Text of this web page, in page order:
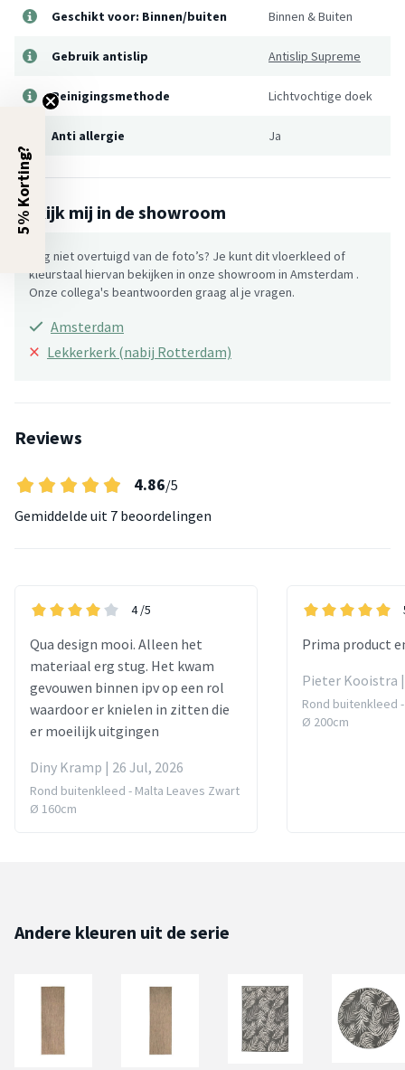
Geschikt voor: Binnen/buiten Binnen & Buiten
Gebruik antislip Antislip Supreme
Reinigingsmethode Lichtvochtige doek
Anti allergie Ja
Bekijk mij in de showroom
Nog niet overtuigd van de foto’s? Je kunt dit vloerkleed of
kleurstaal hiervan bekijken in onze showroom in Amsterdam .
Onze collega's beantwoorden graag al je vragen.
Amsterdam
× Lekkerkerk (nabij Rotterdam)
Reviews
4.86/5
Gemiddelde uit 7 beoordelingen
4 /5
Qua design mooi. Alleen het
materiaal erg stug. Het kwam
gevouwen binnen ipv op een rol
waardoor er knielen in zitten die
er moeilijk uitgingen
Diny Kramp | 26 Jul, 2026
Rond buitenkleed - Malta Leaves Zwart
Ø 160cm
Prima product
Pieter Kooistra |
Rond buitenkleed
Ø 200cm
Andere kleuren uit de serie
5% Korting?